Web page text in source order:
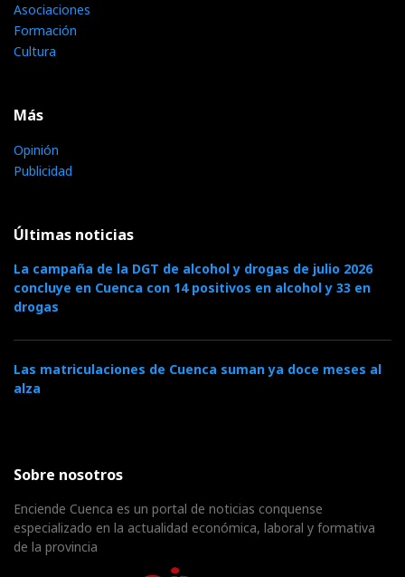
Asociaciones
Formación
Cultura
Más
Opinión
Publicidad
Últimas noticias
La campaña de la DGT de alcohol y drogas de julio 2026
concluye en Cuenca con 14 positivos en alcohol y 33 en
drogas
Las matriculaciones de Cuenca suman ya doce meses al
alza
Sobre nosotros
Enciende Cuenca es un portal de noticias conquense
especializado en la actualidad económica, laboral y formativa
de la provincia